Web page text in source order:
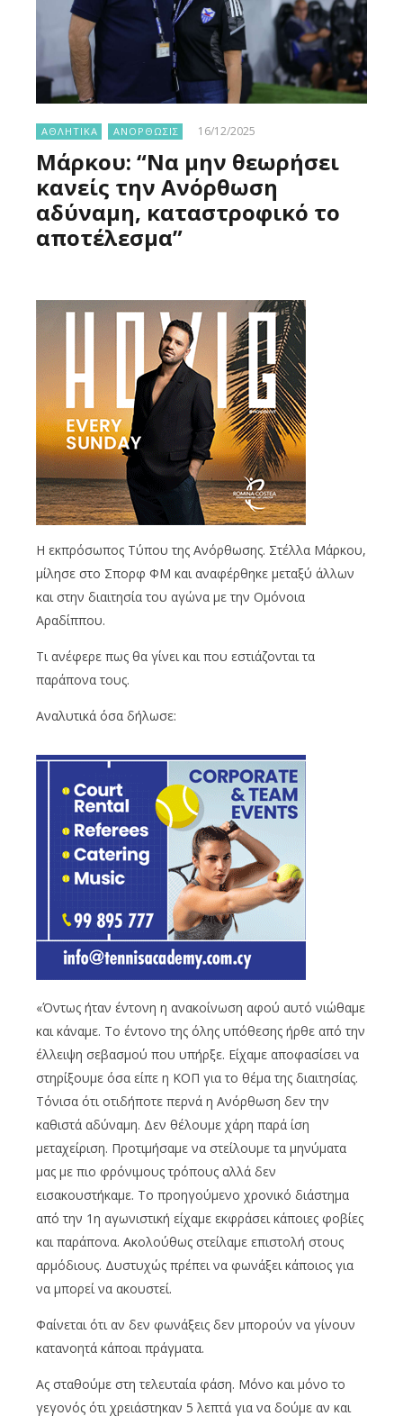
ΑΘΛΗΤΙΚΑ ΑΝΟΡΘΩΣΙΣ 16/12/2025
Μάρκου: “Να μην θεωρήσει
κανείς την Ανόρθωση
αδύναμη, καταστροφικό το
αποτέλεσμα”
Η εκπρόσωπος Τύπου της Ανόρθωσης. Στέλλα Μάρκου,
μίλησε στο Σπορφ ΦΜ και αναφέρθηκε μεταξύ άλλων
και στην διαιτησία του αγώνα με την Ομόνοια
Αραδίππου.
Τι ανέφερε πως θα γίνει και που εστιάζονται τα
παράπονα τους.
Αναλυτικά όσα δήλωσε:
«Όντως ήταν έντονη η ανακοίνωση αφού αυτό νιώθαμε
και κάναμε. Το έντονο της όλης υπόθεσης ήρθε από την
έλλειψη σεβασμού που υπήρξε. Είχαμε αποφασίσει να
στηρίξουμε όσα είπε η ΚΟΠ για το θέμα της διαιτησίας.
Τόνισα ότι οτιδήποτε περνά η Ανόρθωση δεν την
καθιστά αδύναμη. Δεν θέλουμε χάρη παρά ίση
μεταχείριση. Προτιμήσαμε να στείλουμε τα μηνύματα
μας με πιο φρόνιμους τρόπους αλλά δεν
εισακουστήκαμε. Το προηγούμενο χρονικό διάστημα
από την 1η αγωνιστική είχαμε εκφράσει κάποιες φοβίες
και παράπονα. Ακολούθως στείλαμε επιστολή στους
αρμόδιους. Δυστυχώς πρέπει να φωνάξει κάποιος για
να μπορεί να ακουστεί.
Φαίνεται ότι αν δεν φωνάξεις δεν μπορούν να γίνουν
κατανοητά κάποαι πράγματα.
Ας σταθούμε στη τελευταία φάση. Μόνο και μόνο το
γεγονός ότι χρειάστηκαν 5 λεπτά για να δούμε αν και